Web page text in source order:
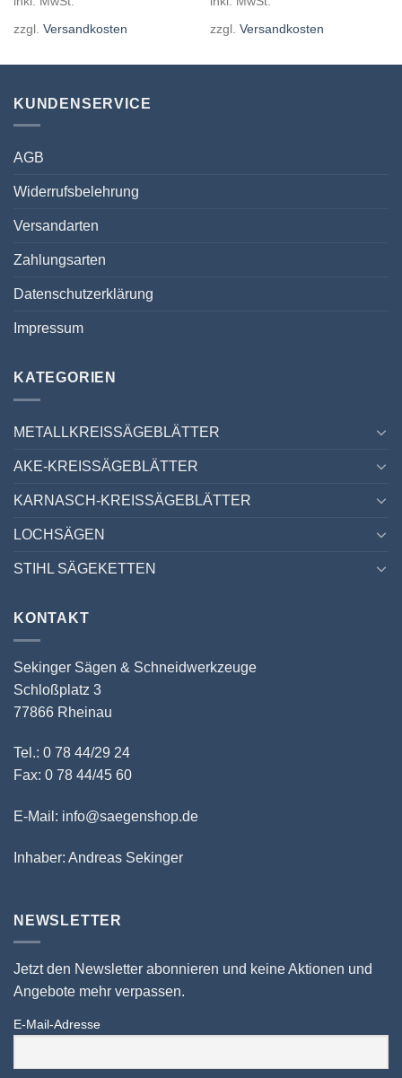
zzgl. Versandkosten
zzgl. Versandkosten
KUNDENSERVICE
AGB
Widerrufsbelehrung
Versandarten
Zahlungsarten
Datenschutzerklärung
Impressum
KATEGORIEN
METALLKREISSÄGEBLÄTTER
AKE-KREISSÄGEBLÄTTER
KARNASCH-KREISSÄGEBLÄTTER
LOCHSÄGEN
STIHL SÄGEKETTEN
KONTAKT
Sekinger Sägen & Schneidwerkzeuge
Schloßplatz 3
77866 Rheinau
Tel.: 0 78 44/29 24
Fax: 0 78 44/45 60
E-Mail: info@saegenshop.de
Inhaber: Andreas Sekinger
NEWSLETTER
Jetzt den Newsletter abonnieren und keine Aktionen und
Angebote mehr verpassen.
E-Mail-Adresse